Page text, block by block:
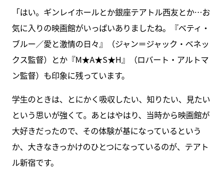
「はい。ギンレイホールとか銀座テアトル西友とか…お
気に入りの映画館がいっぱいありましたね。『ベティ・
ブルー／愛と激情の日々』（ジャン＝ジャック・ベネッ
クス監督）とか『M★A★S★H』（ロバート・アルトマ
ン監督）も印象に残っています。
学生のときは、とにかく吸収したい、知りたい、見たい
という思いが強くて。あとはやはり、当時から映画館が
大好きだったので、その体験が基になっているという
か、大きなきっかけのひとつになっているのが、テアト
ル新宿です。